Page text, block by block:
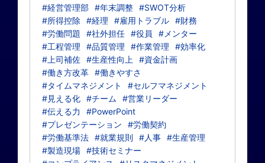
#経営管理部 #年末調整 #SWOT分析
#所得控除
#経理 #雇用トラブル #財務
#労働問題
#社外担任 #役員
#メンター
#工程管理
#品質管理 #作業管理
#効率化
#上司補佐 #生産性向上
#資金計画
#働き方改革 #働きやすさ
#タイムマネジメント
#セルフマネジメント
#見える化 #チーム
#営業リーダー
#伝える力
#PowerPoint
#プレゼンテーション
#労働契約
#労働基準法 #就業規則 #人事 #生産管理
#製造現場 #技術セミナー